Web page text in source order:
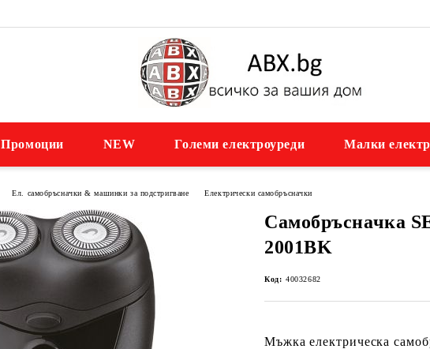
Промоции NEW Големи електроуреди Малки
Ел. самобръсначки & машинки за подстригване Електрически самобръсначки
Самобръсначка
2001BK
Код: 40032682
Мъжка електрическа